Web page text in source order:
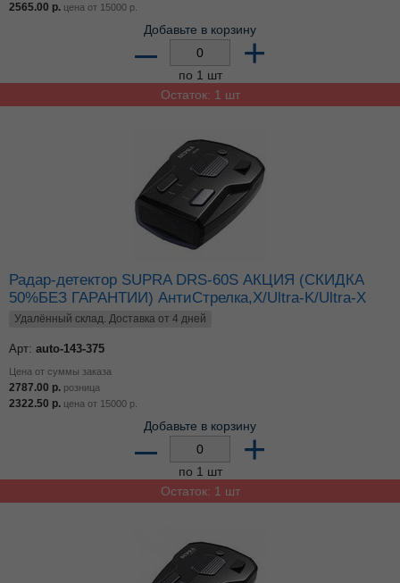
2565.00 р. цена от 15000 р.
Добавьте в корзину
– +
по 1 шт
Остаток: 1 шт
Радар-детектор SUPRA DRS-60S АКЦИЯ (СКИДКА
50%БЕЗ ГАРАНТИИ) АнтиСтрелка,X/Ultra-K/Ultra-X
Удалённый склад. Доставка от 4 дней
Арт: auto-143-375
Цена от суммы заказа
2787.00 р. розница
2322.50 р. цена от 15000 р.
Добавьте в корзину
– +
по 1 шт
Остаток: 1 шт